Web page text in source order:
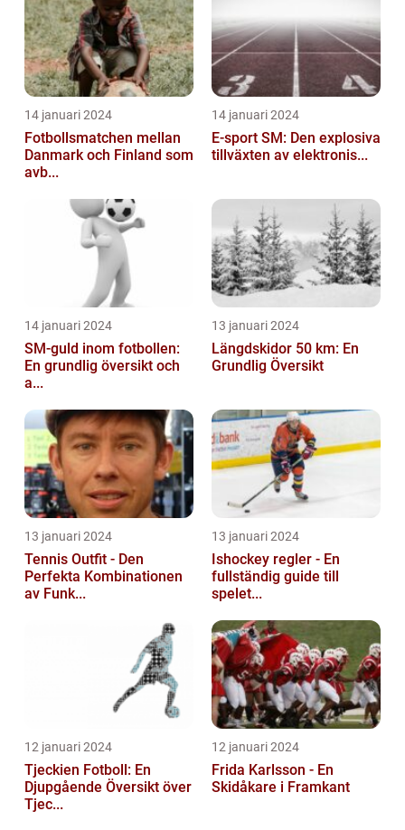
14 januari 2024
Fotbollsmatchen mellan
Danmark och Finland som
avb...
14 januari 2024
E-sport SM: Den explosiva
tillväxten av elektronis...
14 januari 2024
SM-guld inom fotbollen:
En grundlig översikt och
a...
13 januari 2024
Längdskidor 50 km: En
Grundlig Översikt
13 januari 2024
Tennis Outfit - Den
Perfekta Kombinationen
av Funk...
13 januari 2024
Ishockey regler - En
fullständig guide till
spelet...
12 januari 2024
Tjeckien Fotboll: En
Djupgående Översikt över
Tjec...
12 januari 2024
Frida Karlsson - En
Skidåkare i Framkant